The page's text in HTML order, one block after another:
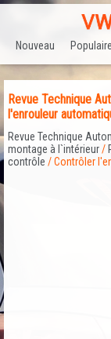
Nouveau Populaire
Revue Technique
l'enrouleur
Revue Technique
montage à l`intérieur/
contrôle / Contrôler